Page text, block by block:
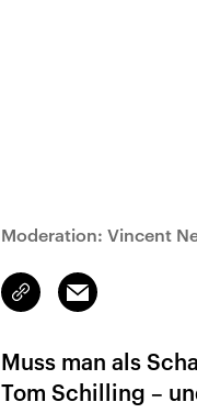
Moderation: Vincent
Link
kopieren/teilen
Email
Muss man als
Tom Schilling –